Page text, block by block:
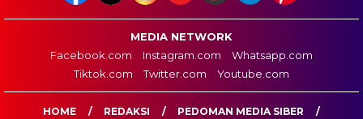
MEDIA NETWORK
Facebook.com
Instagram.com
Whatsapp.com
Tiktok.com
Twitter.com Youtube.com
HOME REDAKSI
PEDOMAN MEDIA SIBER